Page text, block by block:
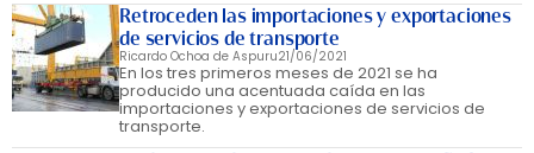
Retroceden las importaciones y exportaciones
de servicios de transporte
Ricardo Ochoa de Aspuru21/06/2021
En los tres primeros meses de 2021 se ha
producido una acentuada caída en las
importaciones y exportaciones de servicios de
transporte.